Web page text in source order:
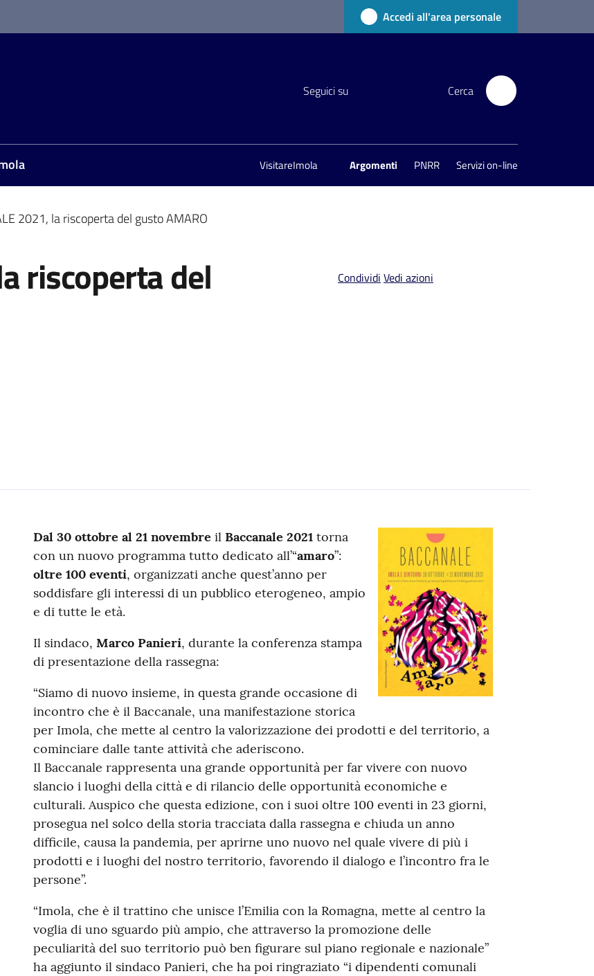
Accedi all'area personale
Seguici su Cerca
VisitareImola Argomenti PNRR Servizi on-line
2021, la riscoperta del gusto AMARO
riscoperta del
Condividi Vedi azioni
Contenuto
Dal 30 ottobre al 21 novembre il Baccanale 2021torna
con un nuovo programma tutto dedicato all’“amaro”:
oltre 100 eventi, organizzati anche quest’anno per
soddisfare gli interessi di un pubblico eterogeneo, ampio
e di tutte le età.
Il sindaco, Marco Panieri, durante la conferenza stampa
di presentazione della rassegna:
“Siamo di nuovo insieme, in questa grande occasione di
incontro che è il Baccanale, una manifestazione storica
per Imola, che mette al centro la valorizzazione dei prodotti e del territorio, a
cominciare dalle tante attività che aderiscono.
Il Baccanale rappresenta una grande opportunità per far vivere con nuovo
slancio i luoghi della città e di rilancio delle opportunità economiche e
culturali. Auspico che questa edizione, con i suoi oltre 100 eventi in 23 giorni,
prosegua nel solco della storia tracciata dalla rassegna e chiuda un anno
difficile, causa la pandemia, per aprirne uno nuovo nel quale vivere di più i
prodotti e i luoghi del nostro territorio, favorendo il dialogo e l’incontro fra le
persone”.
“Imola, che è il trattino che unisce l’Emilia con la Romagna, mette al centro la
voglia di uno sguardo più ampio, che attraverso la promozione delle
peculiarità del suo territorio può ben figurare sul piano regionale e nazionale”
ha aggiunto il sindaco Panieri, che ha poi ringraziato “i dipendenti comunali